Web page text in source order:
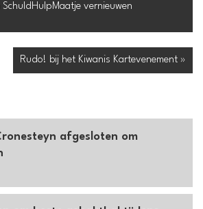
vernieuwen
Rudo! bij het Kiwanis Kartevenement »
afgesloten om